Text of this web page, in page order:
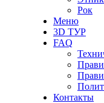
Рок
Меню
3D ТУР
FAQ
Контакты